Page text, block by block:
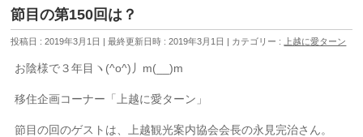
節目の第150回は？
投稿日 : 2019年3月1日 最終更新日時 : 2019年3月1日 カテゴリー : 上越に愛ターン
お陰様で３年目ヽ(^o^)丿m(__)m
移住企画コーナー「上越に愛ターン」
節目の回のゲストは、上越観光案内協会会長の永見完治さん。